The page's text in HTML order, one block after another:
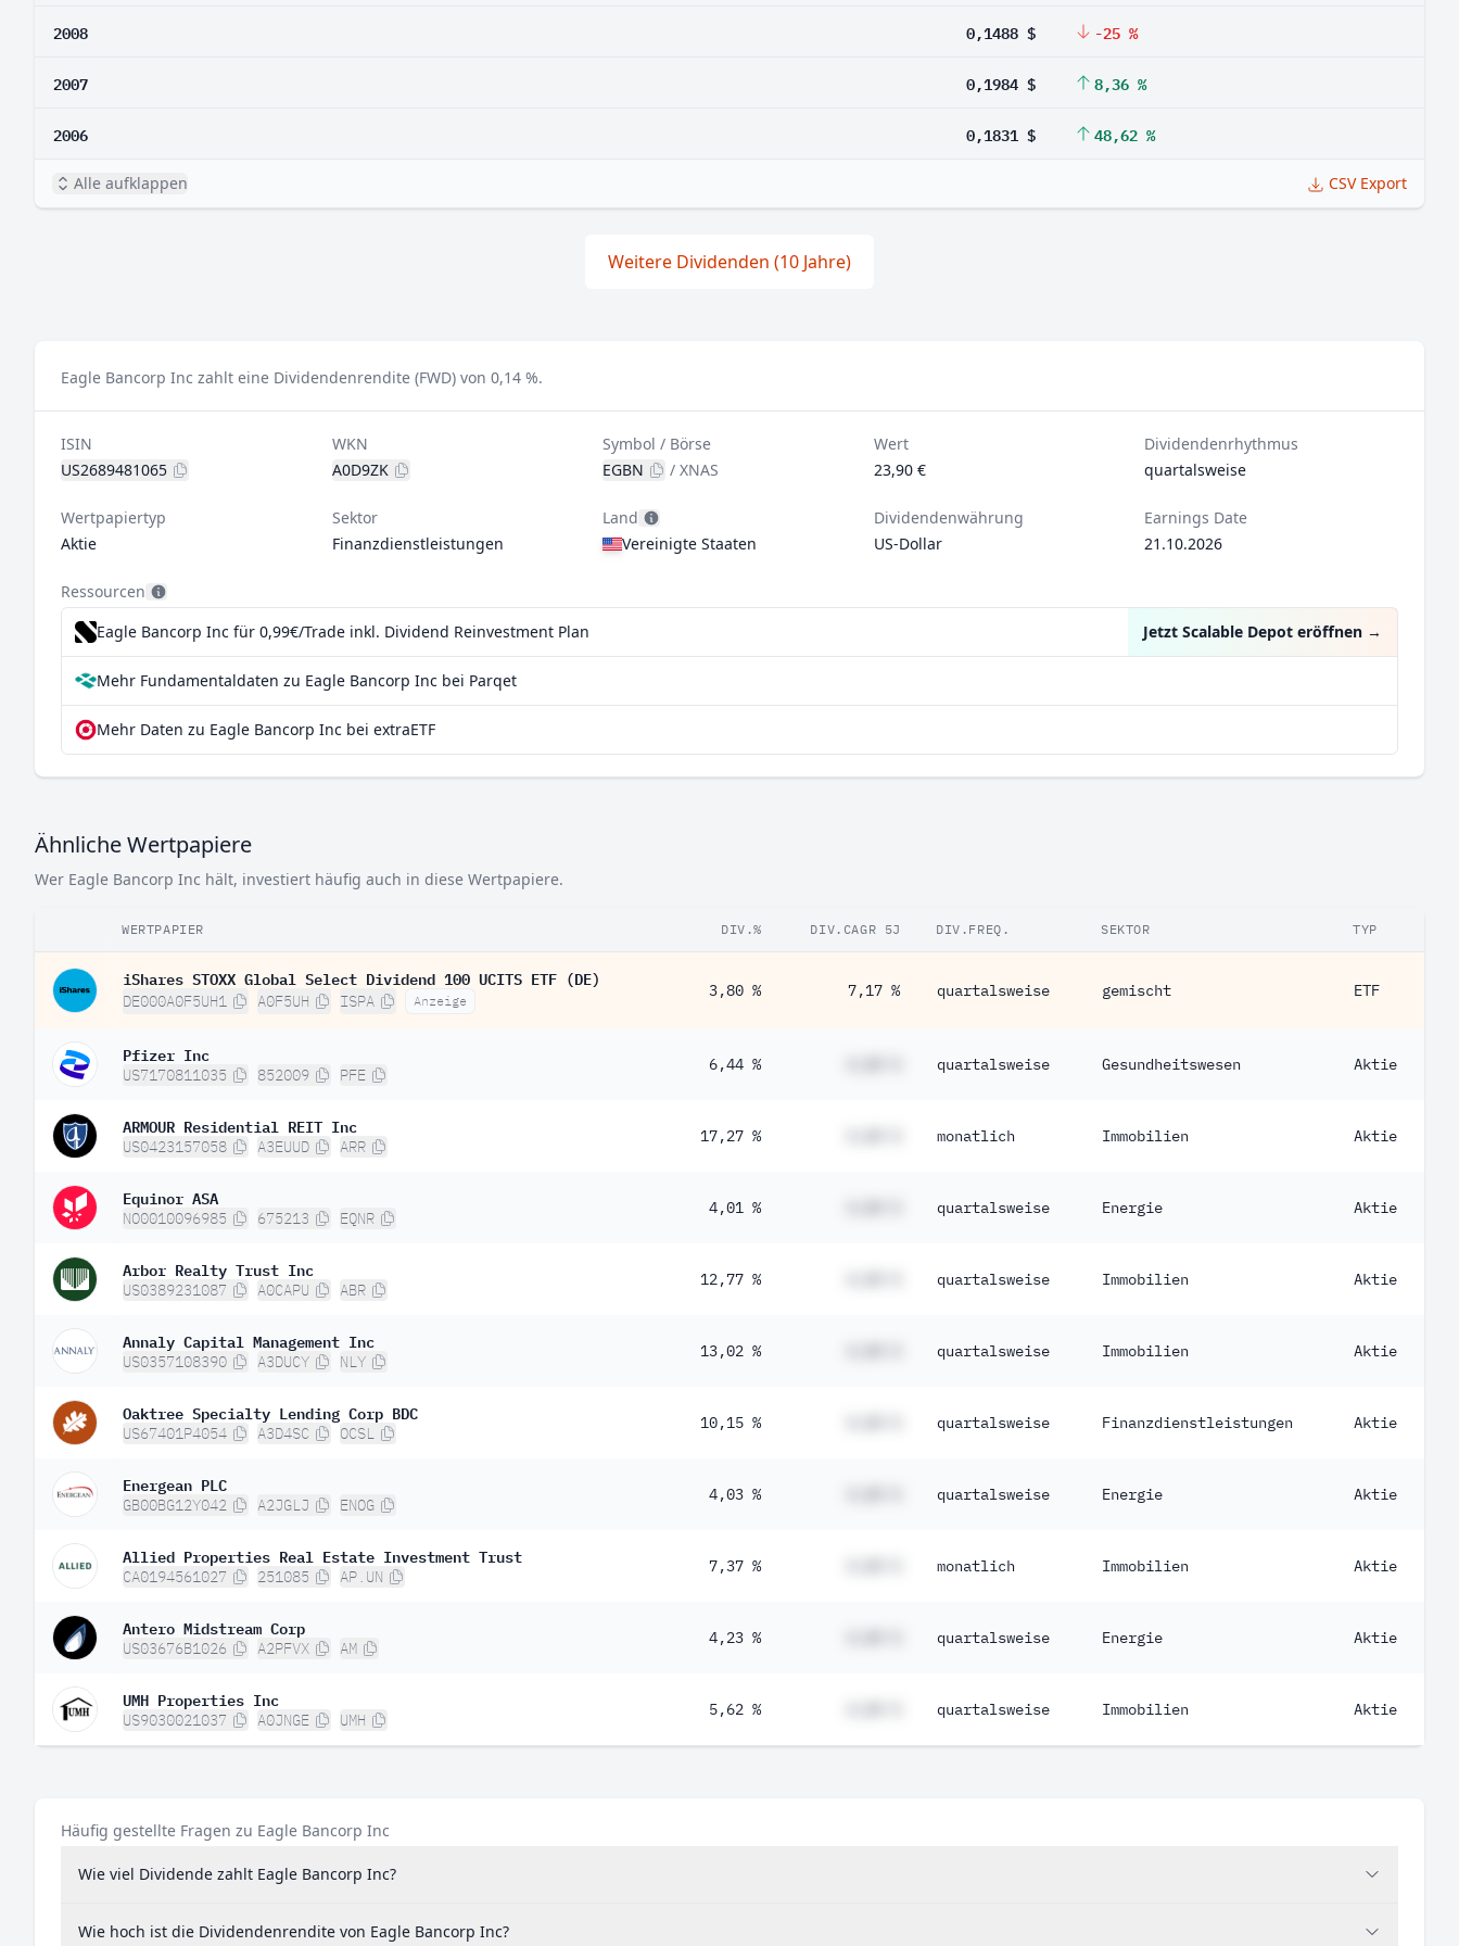
2008 0,1488 $ -25 %
2007 0,1984 $ 8,36 %
2006 0,1831 $ 48,62 %
Alle aufklappen CSV Export
Weitere Dividenden (10 Jahre)
Eagle Bancorp Inc zahlt eine Dividendenrendite (FWD) von 0,14 %.
ISIN
US2689481065
WKN
A0D9ZK
Symbol / Börse
EGBN
/XNAS
Wert
23,90 €
Dividendenrhythmus
quartalsweise
Wertpapiertyp
Aktie
Sektor
Finanzdienstleistungen
Land
Vereinigte Staaten
Dividendenwährung
US-Dollar
Earnings Date
21.10.2026
Ressourcen
Eagle Bancorp Inc für 0,99€/Trade inkl. Dividend Reinvestment Plan
Jetzt Scalable Depot eröffnen →
Mehr Fundamentaldaten zu Eagle Bancorp Inc bei Parqet
Mehr Daten zu Eagle Bancorp Inc bei extraETF
Ähnliche Wertpapiere
Wer Eagle Bancorp Inc hält, investiert häufig auch in diese Wertpapiere.
WERTPAPIER DIV.% DIV.CAGR 5J DIV.FREQ. SEKTOR TYP
iShares STOXX Global Select Dividend 100 UCITS ETF (DE)
DE000A0F5UH1 A0F5UH ISPA Anzeige
3,80 % 7,17 % quartalsweise gemischt ETF
Pfizer Inc
US7170811035 852009 PFE
6,44 % quartalsweise Gesundheitswesen Aktie
ARMOUR Residential REIT Inc
US0423157058 A3EUUD ARR
17,27 % monatlich Immobilien Aktie
Equinor ASA
NO0010096985 675213 EQNR
4,01 % quartalsweise Energie Aktie
Arbor Realty Trust Inc
US0389231087 A0CAPU ABR
12,77 % quartalsweise Immobilien Aktie
Annaly Capital Management Inc
US0357108390 A3DUCY NLY
13,02 % quartalsweise Immobilien Aktie
Oaktree Specialty Lending Corp BDC
US67401P4054 A3D4SC OCSL
10,15 % quartalsweise Finanzdienstleistungen Aktie
Energean PLC
GB00BG12Y042 A2JGLJ ENOG
4,03 % quartalsweise Energie Aktie
Allied Properties Real Estate Investment Trust
CA0194561027 251085 AP.UN
7,37 % monatlich Immobilien Aktie
Antero Midstream Corp
US03676B1026 A2PFVX AM
4,23 % quartalsweise Energie Aktie
UMH Properties Inc
US9030021037 A0JNGE UMH
5,62 % quartalsweise Immobilien Aktie
Häufig gestellte Fragen zu Eagle Bancorp Inc
Wie viel Dividende zahlt Eagle Bancorp Inc?
Wie hoch ist die Dividendenrendite von Eagle Bancorp Inc?